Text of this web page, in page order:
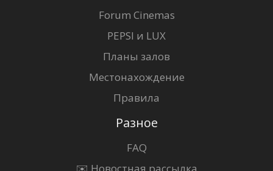
Forum Cinemas
PEPSI и LUX
Планы залов
Местонахождение
Правила
Разное
FAQ